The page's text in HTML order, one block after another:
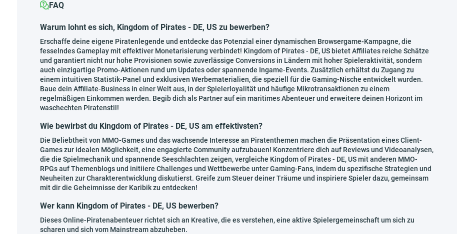
FAQ
Warum lohnt es sich, Kingdom of Pirates - DE, US zu bewerben?
Erschaffe deine eigene Piratenlegende und entdecke das Potenzial einer dynamischen Browsergame-Kampagne, die
fesselndes Gameplay mit effektiver Monetarisierung verbindet! Kingdom of Pirates - DE, US bietet Affiliates reiche Schätze
und garantiert nicht nur hohe Provisionen sowie zuverlässige Conversions in Ländern mit hoher Spieleraktivität, sondern
auch einzigartige Promo-Aktionen rund um Updates oder spannende Ingame-Events. Zusätzlich erhältst du Zugang zu
einem intuitiven Statistik-Panel und exklusiven Werbematerialien, die speziell für die Gaming-Nische entwickelt wurden.
Baue dein Affiliate-Business in einer Welt aus, in der Spielerloyalität und häufige Mikrotransaktionen zu einem
regelmäßigen Einkommen werden. Begib dich als Partner auf ein maritimes Abenteuer und erweitere deinen Horizont im
waschechten Piratenstil!
Wie bewirbst du Kingdom of Pirates - DE, US am effektivsten?
Die Beliebtheit von MMO-Games und das wachsende Interesse an Piratenthemen machen die Präsentation eines Client-
Games zur idealen Möglichkeit, eine engagierte Community aufzubauen! Konzentriere dich auf Reviews und Videoanalysen,
die die Spielmechanik und spannende Seeschlachten zeigen, vergleiche Kingdom of Pirates - DE, US mit anderen MMO-
RPGs auf Themenblogs und initiiere Challenges und Wettbewerbe unter Gaming-Fans, indem du spezifische Strategien und
Neuheiten zur Charakterentwicklung diskutierst. Greife zum Steuer deiner Träume und inspiriere Spieler dazu, gemeinsam
mit dir die Geheimnisse der Karibik zu entdecken!
Wer kann Kingdom of Pirates - DE, US bewerben?
Dieses Online-Piratenabenteuer richtet sich an Kreative, die es verstehen, eine aktive Spielergemeinschaft um sich zu
scharen und sich vom Mainstream abzuheben.